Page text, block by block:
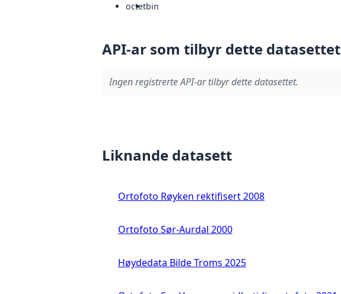
octetbin
API-ar som tilbyr dette datasettet
Ingen registrerte API-ar tilbyr dette datasettet.
Liknande datasett
Ortofoto Røyken rektifisert 2008
Ortofoto Sør-Aurdal 2000
Høydedata Bilde Troms 2025